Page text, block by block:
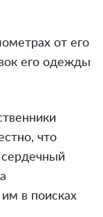
от его
его одежды
что
в поисках